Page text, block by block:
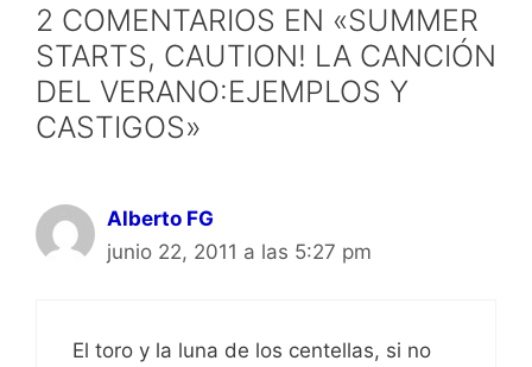
2 COMENTARIOS EN «SUMMER
STARTS, CAUTION! LA CANCIÓN
DEL VERANO:EJEMPLOS Y
CASTIGOS»
Alberto FG
junio 22, 2011 a las 5:27 pm
El toro y la luna de los centellas, si no